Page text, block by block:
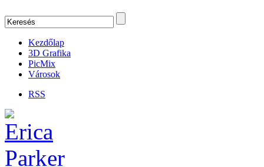
Kezdőlap
3D Grafika
PicMix
Városok
RSS